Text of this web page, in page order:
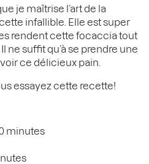
je maîtrise l’art de la
infallible. Elle est super
rendent cette focaccia tout
suffit qu’à se prendre une
ce délicieux pain.
essayez cette recette!
minutes